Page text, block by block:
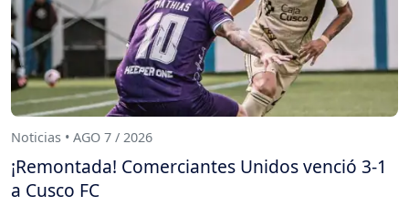
Noticias • AGO 7 / 2026
¡Remontada! Comerciantes Unidos venció 3-1
a Cusco FC